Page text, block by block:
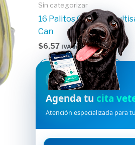
Sin categorizar
16 Palitos Gruesos
Can
$6,57 IVA incluido
Añadir al carrito
HVDES
Agenda tu cita
Atención especializada para